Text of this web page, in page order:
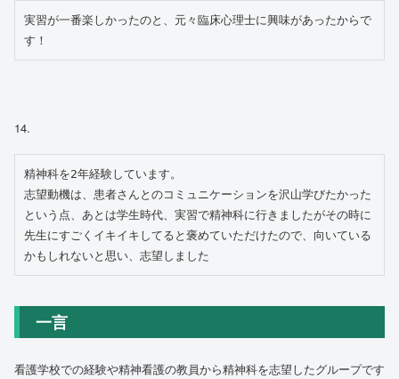
実習が一番楽しかったのと、元々臨床心理士に興味があったからで
す！
14.
精神科を2年経験しています。
志望動機は、患者さんとのコミュニケーションを沢山学びたかった
という点、あとは学生時代、実習で精神科に行きましたがその時に
先生にすごくイキイキしてると褒めていただけたので、向いている
かもしれないと思い、志望しました
一言
看護学校での経験や精神看護の教員から精神科を志望したグループです